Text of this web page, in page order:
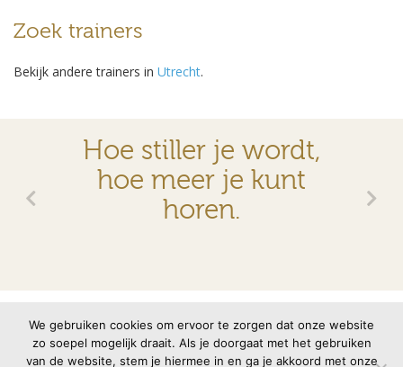
Zoek trainers
Bekijk andere trainers in Utrecht.
Hoe stiller je wordt,
hoe meer je kunt
horen.
© 2026 VMBN Contact Privacyverklaring
We gebruiken cookies om ervoor te zorgen dat onze website
zo soepel mogelijk draait. Als je doorgaat met het gebruiken
van de website, stem je hiermee in en ga je akkoord met onze